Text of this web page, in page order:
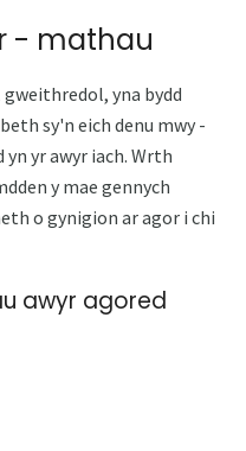
- mathau
yna bydd
sy'n eich denu mwy -
yr awyr iach. Wrth
y mae gennych
o gynigion ar agor i chi
awyr agored